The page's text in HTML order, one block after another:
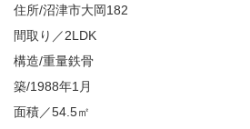
住所/沼津市大岡182
間取り／2LDK
構造/重量鉄骨
築/1988年1月
面積／54.5㎡